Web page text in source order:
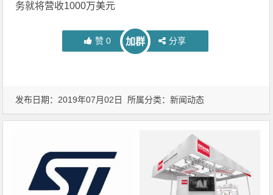
务就将营收1000万美元
赞 0 加群 分享
发布日期：2019年07月02日 所属分类：新闻动态